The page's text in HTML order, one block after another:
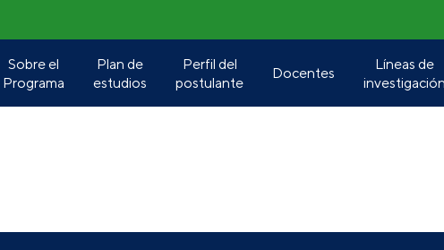
Sobre el
Programa
Plan de
estudios
Perfil del
postulante
Docentes
Líneas de
investigación